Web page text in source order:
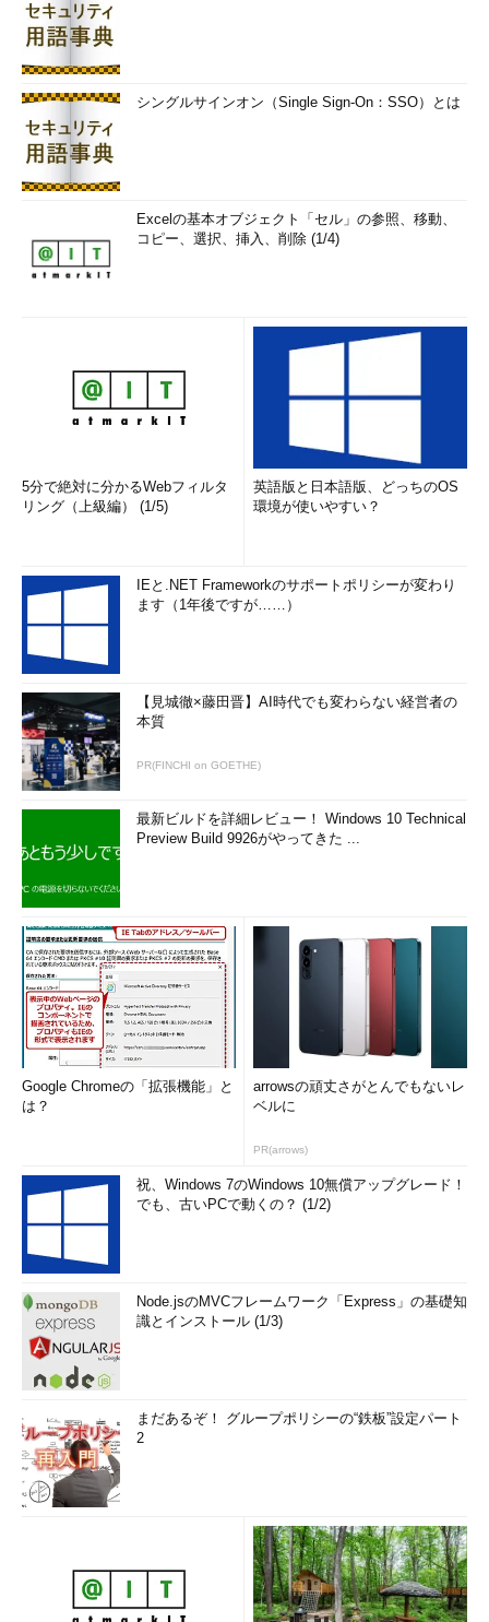
シングルサインオン（Single Sign-On：SSO）とは
Excelの基本オブジェクト「セル」の参照、移動、
コピー、選択、挿入、削除 (1/4)
5分で絶対に分かるWebフィルタ
リング（上級編） (1/5)
英語版と日本語版、どっちのOS
環境が使いやすい？
IEと.NET Frameworkのサポートポリシーが変わり
ます（1年後ですが……）
【見城徹×藤田晋】AI時代でも変わらない経営者の
本質
PR(FINCHI on GOETHE)
最新ビルドを詳細レビュー！ Windows 10 Technical
Preview Build 9926がやってきた ...
Google Chromeの「拡張機能」と
は？
arrowsの頑丈さがとんでもないレ
ベルに
PR(arrows)
祝、Windows 7のWindows 10無償アップグレード！
でも、古いPCで動くの？ (1/2)
Node.jsのMVCフレームワーク「Express」の基礎知
識とインストール (1/3)
まだあるぞ！ グループポリシーの“鉄板”設定パート
2